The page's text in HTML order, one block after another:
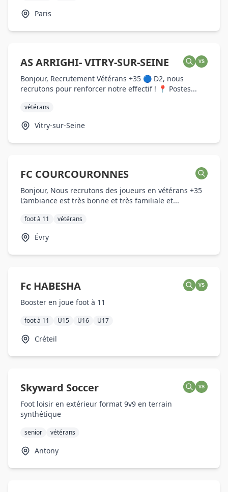
Paris
AS ARRIGHI- VITRY-SUR-SEINE VS
Bonjour, Recrutement Vétérans +35 🔵 D2, nous
recrutons pour renforcer notre effectif ! 📍 Postes...
vétérans
Vitry-sur-Seine
FC COURCOURONNES
Bonjour, Nous recrutons des joueurs en vétérans +35
L’ambiance est très bonne et très familiale et...
foot à 11 vétérans
Évry
Fc HABESHA VS
Booster en joue foot à 11
foot à 11 U15 U16 U17
Créteil
Skyward Soccer VS
Foot loisir en extérieur format 9v9 en terrain
synthétique
senior vétérans
Antony